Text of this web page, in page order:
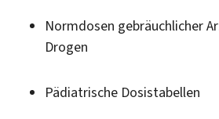
Normdosen gebräuchlicher
Drogen
Pädiatrische Dosistabellen